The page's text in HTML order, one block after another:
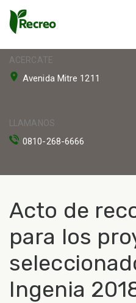
ACERCATE
Avenida Mitre 1211
LLAMANOS
0810-268-6666
Acto de
para los
Ingenia